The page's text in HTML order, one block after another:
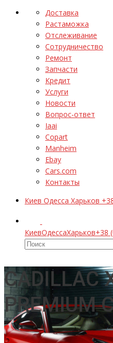
Доставка
Растаможка
Отслеживание
Сотрудничество
Ремонт
Запчасти
Кредит
Услуги
Новости
Вопрос-ответ
Iaai
Copart
Manheim
Ebay
Cars.com
Контакты
Киев Одесса Харьков
КиевОдессаХарьков+38
CADILLAC
PREMIUM